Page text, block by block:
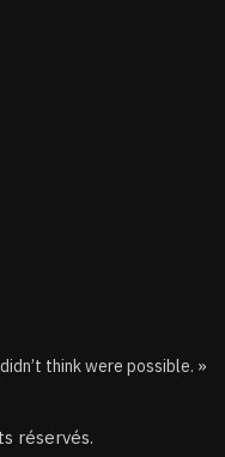
think were possible. »
réservés.